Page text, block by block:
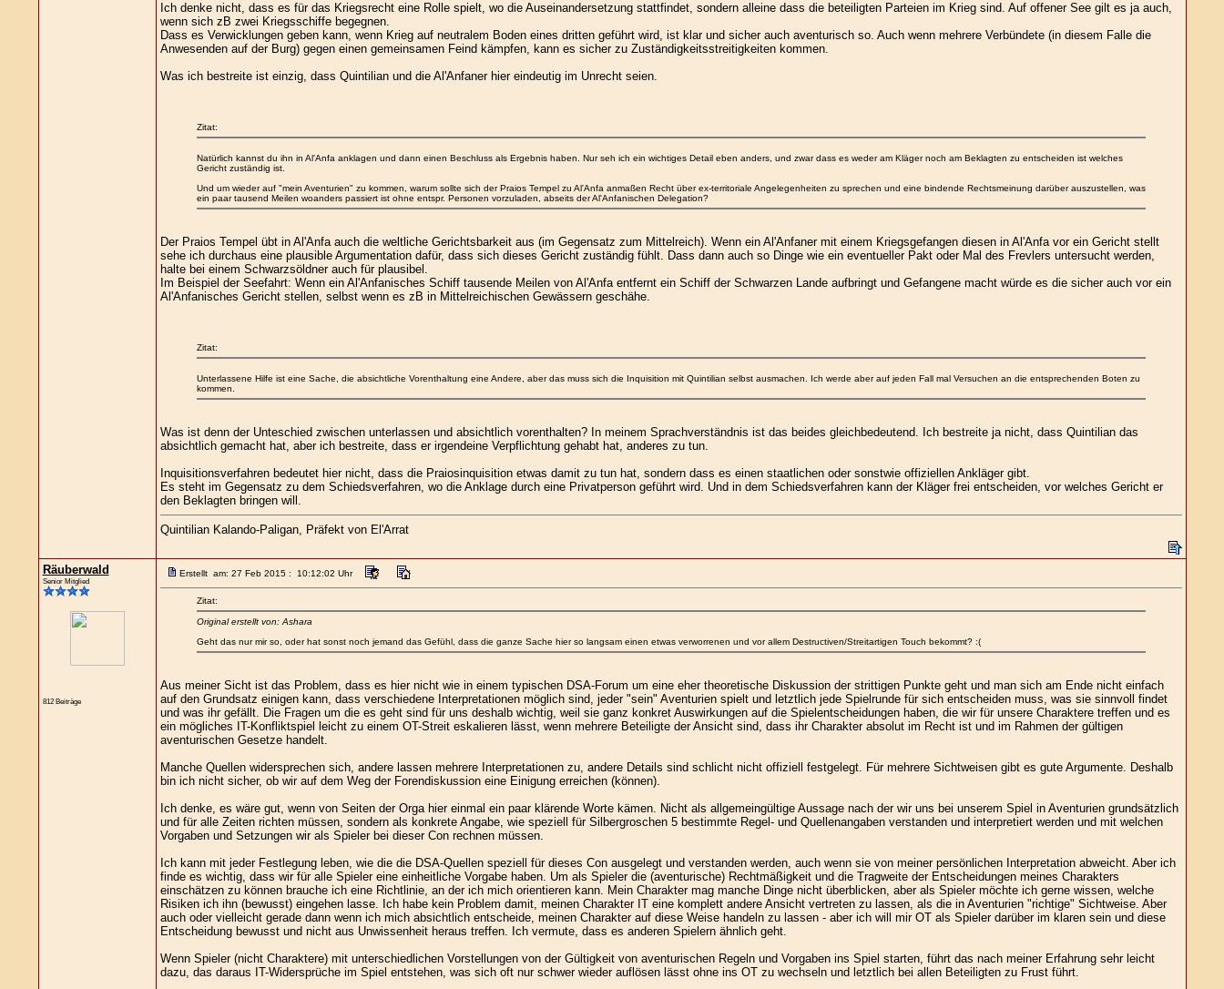
Ich denke nicht, dass es für das Kriegsrecht eine Rolle spielt, wo die Auseinandersetzung stattfindet, sondern alleine dass die beteiligten Parteien im Krieg sind. Auf offener See gilt es ja auch,
wenn sich zB zwei Kriegsschiffe begegnen.
Dass es Verwicklungen geben kann, wenn Krieg auf neutralem Boden eines dritten geführt wird, ist klar und sicher auch aventurisch so. Auch wenn mehrere Verbündete (in diesem Falle die
Anwesenden auf der Burg) gegen einen gemeinsamen Feind kämpfen, kann es sicher zu Zuständigkeitsstreitigkeiten kommen.
Was ich bestreite ist einzig, dass Quintilian und die Al'Anfaner hier eindeutig im Unrecht seien.
Zitat:
Natürlich kannst du ihn in Al'Anfa anklagen und dann einen Beschluss als Ergebnis haben. Nur seh ich ein wichtiges Detail eben anders, und zwar dass es weder am Kläger noch am Beklagten zu entscheiden ist welches
Gericht zuständig ist.
Und um wieder auf "mein Aventurien" zu kommen, warum sollte sich der Praios Tempel zu Al'Anfa anmaßen Recht über ex-territoriale Angelegenheiten zu sprechen und eine bindende Rechtsmeinung darüber auszustellen, was
ein paar tausend Meilen woanders passiert ist ohne entspr. Personen vorzuladen, abseits der Al'Anfanischen Delegation?
Der Praios Tempel übt in Al'Anfa auch die weltliche Gerichtsbarkeit aus (im Gegensatz zum Mittelreich). Wenn ein Al'Anfaner mit einem Kriegsgefangen diesen in Al'Anfa vor ein Gericht stellt
sehe ich durchaus eine plausible Argumentation dafür, dass sich dieses Gericht zuständig fühlt. Dass dann auch so Dinge wie ein eventueller Pakt oder Mal des Frevlers untersucht werden,
halte bei einem Schwarzsöldner auch für plausibel.
Im Beispiel der Seefahrt: Wenn ein Al'Anfanisches Schiff tausende Meilen von Al'Anfa entfernt ein Schiff der Schwarzen Lande aufbringt und Gefangene macht würde es die sicher auch vor ein
Al'Anfanisches Gericht stellen, selbst wenn es zB in Mittelreichischen Gewässern geschähe.
Zitat:
Unterlassene Hilfe ist eine Sache, die absichtliche Vorenthaltung eine Andere, aber das muss sich die Inquisition mit Quintilian selbst ausmachen. Ich werde aber auf jeden Fall mal Versuchen an die entsprechenden Boten zu
kommen.
Was ist denn der Unteschied zwischen unterlassen und absichtlich vorenthalten? In meinem Sprachverständnis ist das beides gleichbedeutend. Ich bestreite ja nicht, dass Quintilian das
absichtlich gemacht hat, aber ich bestreite, dass er irgendeine Verpflichtung gehabt hat, anderes zu tun.
Inquisitionsverfahren bedeutet hier nicht, dass die Praiosinquisition etwas damit zu tun hat, sondern dass es einen staatlichen oder sonstwie offiziellen Ankläger gibt.
Es steht im Gegensatz zu dem Schiedsverfahren, wo die Anklage durch eine Privatperson geführt wird. Und in dem Schiedsverfahren kann der Kläger frei entscheiden, vor welches Gericht er
den Beklagten bringen will.
Quintilian Kalando-Paligan, Präfekt von El'Arrat
Räuberwald
Senior Mitglied
812 Beiträge
Erstellt am: 27 Feb 2015 : 10:12:02 Uhr
Zitat:
Original erstellt von: Ashara
Geht das nur mir so, oder hat sonst noch jemand das Gefühl, dass die ganze Sache hier so langsam einen etwas verworrenen und vor allem Destructiven/Streitartigen Touch bekommt? :(
Aus meiner Sicht ist das Problem, dass es hier nicht wie in einem typischen DSA-Forum um eine eher theoretische Diskussion der strittigen Punkte geht und man sich am Ende nicht einfach
auf den Grundsatz einigen kann, dass verschiedene Interpretationen möglich sind, jeder "sein" Aventurien spielt und letztlich jede Spielrunde für sich entscheiden muss, was sie sinnvoll findet
und was ihr gefällt. Die Fragen um die es geht sind für uns deshalb wichtig, weil sie ganz konkret Auswirkungen auf die Spielentscheidungen haben, die wir für unsere Charaktere treffen und es
ein mögliches IT-Konfliktspiel leicht zu einem OT-Streit eskalieren lässt, wenn mehrere Beteiligte der Ansicht sind, dass ihr Charakter absolut im Recht ist und im Rahmen der gültigen
aventurischen Gesetze handelt.
Manche Quellen widersprechen sich, andere lassen mehrere Interpretationen zu, andere Details sind schlicht nicht offiziell festgelegt. Für mehrere Sichtweisen gibt es gute Argumente. Deshalb
bin ich nicht sicher, ob wir auf dem Weg der Forendiskussion eine Einigung erreichen (können).
Ich denke, es wäre gut, wenn von Seiten der Orga hier einmal ein paar klärende Worte kämen. Nicht als allgemeingültige Aussage nach der wir uns bei unserem Spiel in Aventurien grundsätzlich
und für alle Zeiten richten müssen, sondern als konkrete Angabe, wie speziell für Silbergroschen 5 bestimmte Regel- und Quellenangaben verstanden und interpretiert werden und mit welchen
Vorgaben und Setzungen wir als Spieler bei dieser Con rechnen müssen.
Ich kann mit jeder Festlegung leben, wie die die DSA-Quellen speziell für dieses Con ausgelegt und verstanden werden, auch wenn sie von meiner persönlichen Interpretation abweicht. Aber ich
finde es wichtig, dass wir für alle Spieler eine einheitliche Vorgabe haben. Um als Spieler die (aventurische) Rechtmäßigkeit und die Tragweite der Entscheidungen meines Charakters
einschätzen zu können brauche ich eine Richtlinie, an der ich mich orientieren kann. Mein Charakter mag manche Dinge nicht überblicken, aber als Spieler möchte ich gerne wissen, welche
Risiken ich ihn (bewusst) eingehen lasse. Ich habe kein Problem damit, meinen Charakter IT eine komplett andere Ansicht vertreten zu lassen, als die in Aventurien "richtige" Sichtweise. Aber
auch oder vielleicht gerade dann wenn ich mich absichtlich entscheide, meinen Charakter auf diese Weise handeln zu lassen - aber ich will mir OT als Spieler darüber im klaren sein und diese
Entscheidung bewusst und nicht aus Unwissenheit heraus treffen. Ich vermute, dass es anderen Spielern ähnlich geht.
Wenn Spieler (nicht Charaktere) mit unterschiedlichen Vorstellungen von der Gültigkeit von aventurischen Regeln und Vorgaben ins Spiel starten, führt das nach meiner Erfahrung sehr leicht
dazu, das daraus IT-Widersprüche im Spiel entstehen, was sich oft nur schwer wieder auflösen lässt ohne ins OT zu wechseln und letztlich bei allen Beteiligten zu Frust führt.